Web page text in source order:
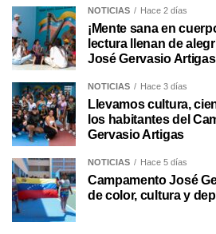
NOTICIAS Hace 2 días
¡Mente sana en
lectura llenan de
José Gervasio Artigas
NOTICIAS Hace 3 días
Llevamos cultura,
los habitantes del
Gervasio Artigas
NOTICIAS Hace 5 días
Campamento José
de color, cultura y